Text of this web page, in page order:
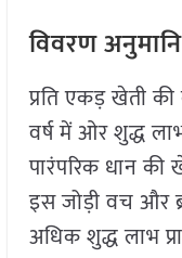
विवरण
प्रति एकड़ खेती
वर्ष में ओर शुद्ध
पारंपरिक धान
इस जोड़ी वच और
अधिक शुद्ध लाभ